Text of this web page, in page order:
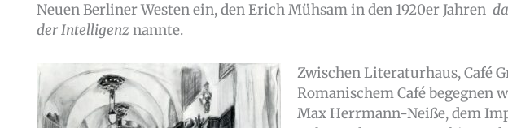
Neuen Berliner Westen ein, den Erich Mühsam in den 1920er Jahren
der Intelligenznannte.
Zwischen Literaturhaus, Café
Romanischem Café begegnen
Max Herrmann-Neiße, dem